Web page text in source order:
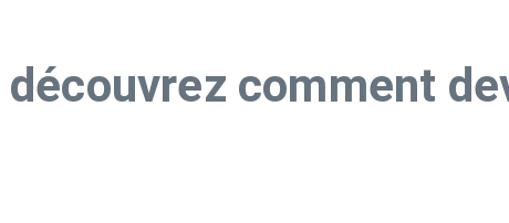
comment